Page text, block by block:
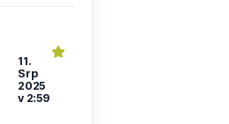
11.
Srp
2025
v 2:59